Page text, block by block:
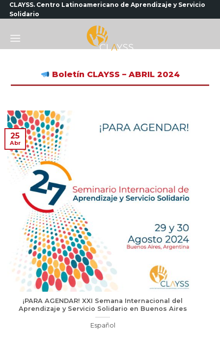
Saltar
al
CLAYSS. Centro Latinoamericano de Aprendizaje y Servicio
Solidario
Boletín CLAYSS – ABRIL 2024
¡PARA AGENDAR! XXI Semana Internacional del
Aprendizaje y Servicio Solidario en Buenos Aires
Español
25
Abr